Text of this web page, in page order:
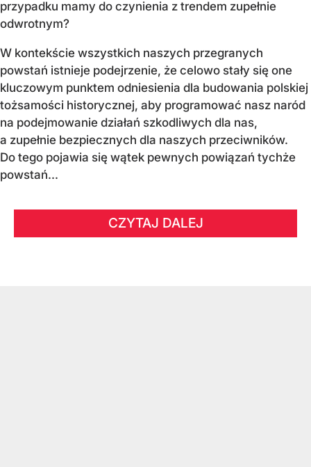
przypadku mamy do czynienia z trendem zupełnie
odwrotnym?
W kontekście wszystkich naszych przegranych
powstań istnieje podejrzenie, że celowo stały się one
kluczowym punktem odniesienia dla budowania polskiej
tożsamości historycznej, aby programować nasz naród
na podejmowanie działań szkodliwych dla nas,
a zupełnie bezpiecznych dla naszych przeciwników.
Do tego pojawia się wątek pewnych powiązań tychże
powstań...
CZYTAJ DALEJ